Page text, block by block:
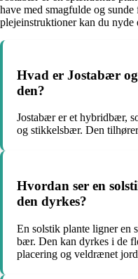
have med smagfulde og
plejeinstruktioner kan du
Hvad er Jostabær
den?
Jostabær er et hybridbær,
og stikkelsbær. Den
Hvordan ser en
den dyrkes?
En solstik plante ligner en
bær. Den kan dyrkes i de
placering og veldrænet